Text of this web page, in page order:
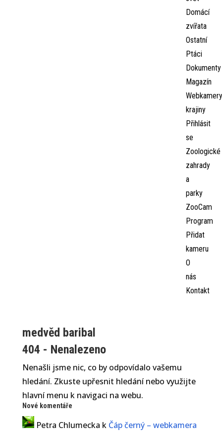
Domácí
zvířata
Ostatní
Ptáci
Dokumenty
Magazín
Webkamery
krajiny
Přihlásit
se
Zoologické
zahrady
a
parky
ZooCam
Program
Přidat
kameru
O
nás
Kontakt
medvěd baribal
404 - Nenalezeno
Nenašli jsme nic, co by odpovídalo vašemu
hledání. Zkuste upřesnit hledání nebo využijte
hlavní menu k navigaci na webu.
Nové komentáře
Petra Chlumecka k Čáp černý – webkamera